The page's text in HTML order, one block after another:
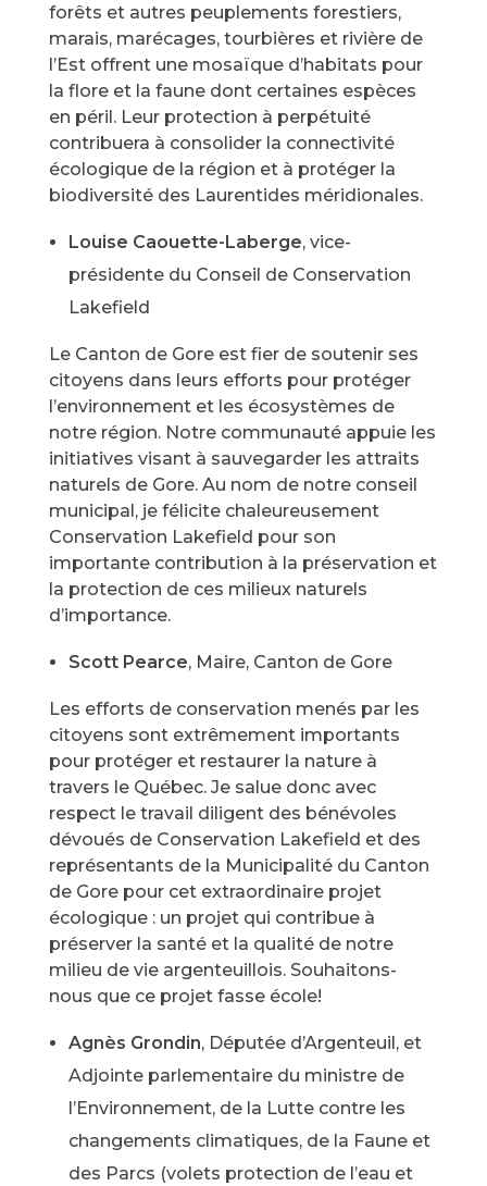
forêts et autres peuplements forestiers,
marais, marécages, tourbières et rivière de
l’Est offrent une mosaïque d’habitats pour
la flore et la faune dont certaines espèces
en péril. Leur protection à perpétuité
contribuera à consolider la connectivité
écologique de la région et à protéger la
biodiversité des Laurentides méridionales.
Louise Caouette-Laberge, vice-
présidente du Conseil de Conservation
Lakefield
Le Canton de Gore est fier de soutenir ses
citoyens dans leurs efforts pour protéger
l’environnement et les écosystèmes de
notre région. Notre communauté appuie les
initiatives visant à sauvegarder les attraits
naturels de Gore. Au nom de notre conseil
municipal, je félicite chaleureusement
Conservation Lakefield pour son
importante contribution à la préservation et
la protection de ces milieux naturels
d’importance.
Scott Pearce, Maire, Canton de Gore
Les efforts de conservation menés par les
citoyens sont extrêmement importants
pour protéger et restaurer la nature à
travers le Québec. Je salue donc avec
respect le travail diligent des bénévoles
dévoués de Conservation Lakefield et des
représentants de la Municipalité du Canton
de Gore pour cet extraordinaire projet
écologique : un projet qui contribue à
préserver la santé et la qualité de notre
milieu de vie argenteuillois. Souhaitons-
nous que ce projet fasse école!
Agnès Grondin, Députée d’Argenteuil, et
Adjointe parlementaire du ministre de
l’Environnement, de la Lutte contre les
changements climatiques, de la Faune et
des Parcs (volets protection de l’eau et